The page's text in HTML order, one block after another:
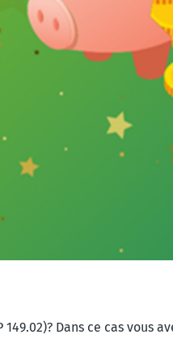
Dans ce cas vous